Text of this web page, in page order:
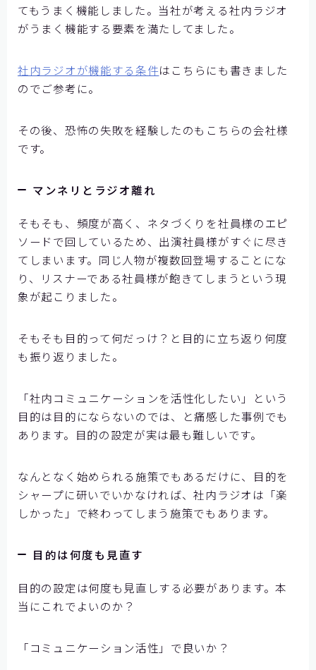
てもうまく機能しました。当社が考える社内ラジオ
がうまく機能する要素を満たしてました。
社内ラジオが機能する条件はこちらにも書きました
のでご参考に。
その後、恐怖の失敗を経験したのもこちらの会社様
です。
マンネリとラジオ離れ
そもそも、頻度が高く、ネタづくりを社員様のエピ
ソードで回しているため、出演社員様がすぐに尽き
てしまいます。同じ人物が複数回登場することにな
り、リスナーである社員様が飽きてしまうという現
象が起こりました。
そもそも目的って何だっけ？と目的に立ち返り何度
も振り返りました。
「社内コミュニケーションを活性化したい」という
目的は目的にならないのでは、と痛感した事例でも
あります。目的の設定が実は最も難しいです。
なんとなく始められる施策でもあるだけに、目的を
シャープに研いでいかなければ、社内ラジオは「楽
しかった」で終わってしまう施策でもあります。
目的は何度も見直す
目的の設定は何度も見直しする必要があります。本
当にこれでよいのか？
「コミュニケーション活性」で良いか？